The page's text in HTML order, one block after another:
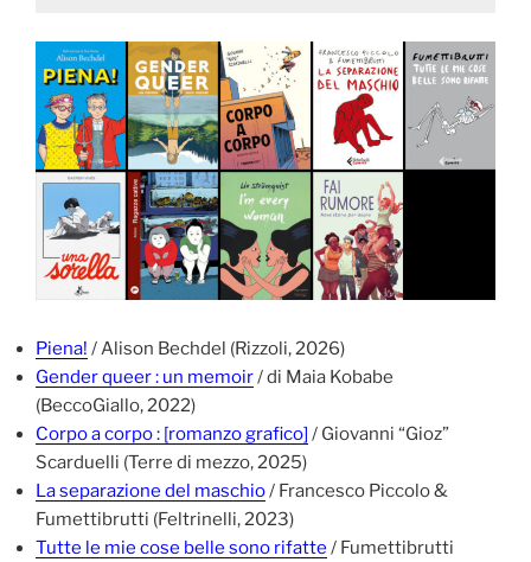
Piena! / Alison Bechdel (Rizzoli, 2026)
Gender queer : un memoir/ di Maia Kobabe
(BeccoGiallo, 2022)
Corpo a corpo : [romanzo grafico] / Giovanni “Gioz”
Scarduelli (Terre di mezzo, 2025)
La separazione del maschio/ Francesco Piccolo &
Fumettibrutti (Feltrinelli, 2023)
Tutte le mie cose belle sono rifatte / Fumettibrutti